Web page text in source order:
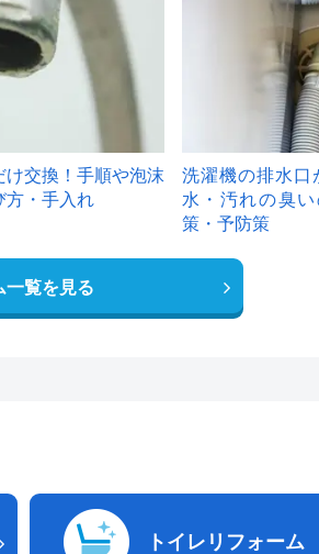
け交換！手順や泡沫
方・手入れ
洗濯機の排水口
水・汚れの臭
策・予防策
一覧を見る
トイレリフォーム